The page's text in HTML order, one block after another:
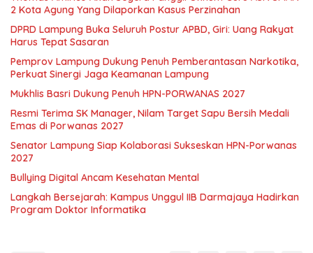
2 Kota Agung Yang Dilaporkan Kasus Perzinahan
DPRD Lampung Buka Seluruh Postur APBD, Giri: Uang Rakyat
Harus Tepat Sasaran
Pemprov Lampung Dukung Penuh Pemberantasan Narkotika,
Perkuat Sinergi Jaga Keamanan Lampung
Mukhlis Basri Dukung Penuh HPN-PORWANAS 2027
Resmi Terima SK Manager, Nilam Target Sapu Bersih Medali
Emas di Porwanas 2027
Senator Lampung Siap Kolaborasi Sukseskan HPN-Porwanas
2027
Bullying Digital Ancam Kesehatan Mental
Langkah Bersejarah: Kampus Unggul IIB Darmajaya Hadirkan
Program Doktor Informatika